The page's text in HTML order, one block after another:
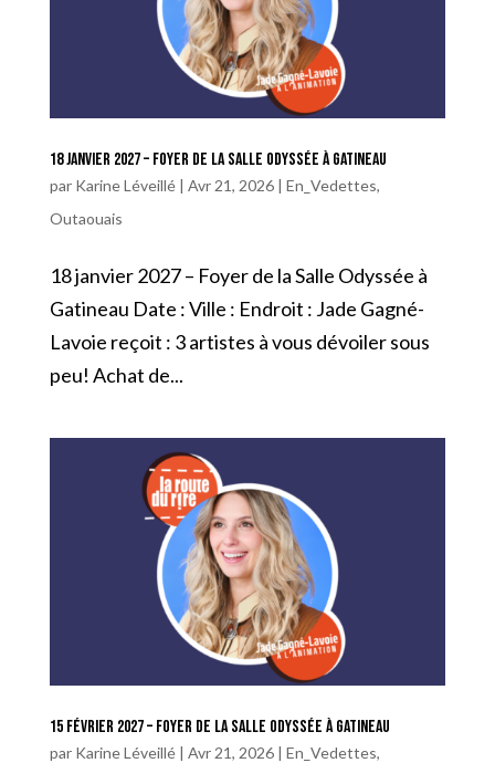
18 janvier 2027 – Foyer de la Salle Odyssée à Gatineau
par Karine Léveillé| Avr 21, 2026| En_Vedettes,
Outaouais
18 janvier 2027 – Foyer de la Salle Odyssée à
Gatineau Date : Ville : Endroit : Jade Gagné-
Lavoie reçoit : 3 artistes à vous dévoiler sous
peu! Achat de...
15 février 2027 – Foyer de la Salle Odyssée à Gatineau
par Karine Léveillé| Avr 21, 2026| En_Vedettes,